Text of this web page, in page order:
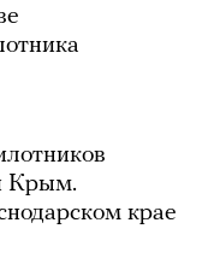
Крым.
крае